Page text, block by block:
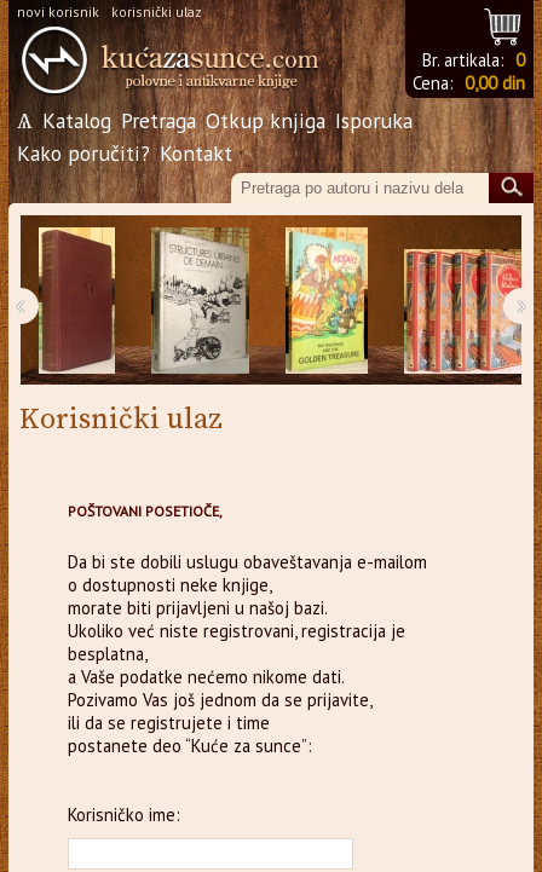
novi korisnik korisnički ulaz
Br. artikala: 0
Cena: 0,00 din
Ѧ Katalog Pretraga Otkup knjiga Isporuka
Kako poručiti? Kontakt
‹ ›
Korisnički ulaz
POŠTOVANI POSETIOČE,
Da bi ste dobili uslugu obaveštavanja e-mailom
o dostupnosti neke knjige,
morate biti prijavljeni u našoj bazi.
Ukoliko već niste registrovani, registracija je
besplatna,
a Vaše podatke nećemo nikome dati.
Pozivamo Vas još jednom da se prijavite,
ili da se registrujete i time
postanete deo “Kuće za sunce”:
Korisničko ime: